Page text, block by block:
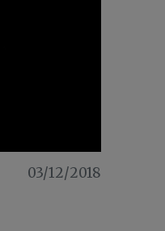
03/12/2018